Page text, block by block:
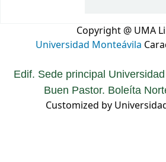
Copyright @ UMA
Universidad Monteávila
Edif. Sede principal
Buen Pastor. Boleíta
Customized by